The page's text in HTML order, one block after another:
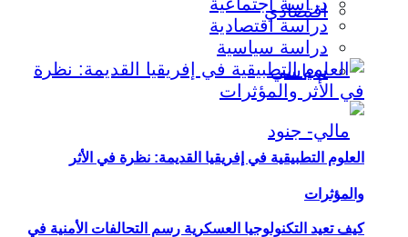
اقتصادي
سياسي
كيف تعيد التكنولوجيا العسكرية رسم التحالفات الأمنية في
دراسة اقتصادية
دراسة سياسية
العلوم التطبيقية في إفريقيا القديمة: نظرة في الأثر
والمؤثرات